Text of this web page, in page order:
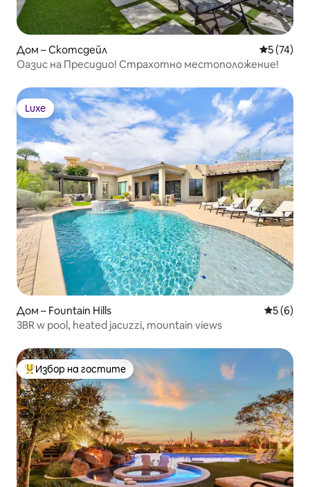
Дом – Скотсдейл Средна
5 (74)
Оазис на Пресидио! Страхотно местоположение!
Luxe
Luxe
Дом – Fountain Hills Средна
5 (6)
3BR w pool, heated jacuzzi, mountain views
Най-популярен избор на гостите
Избор на гостите